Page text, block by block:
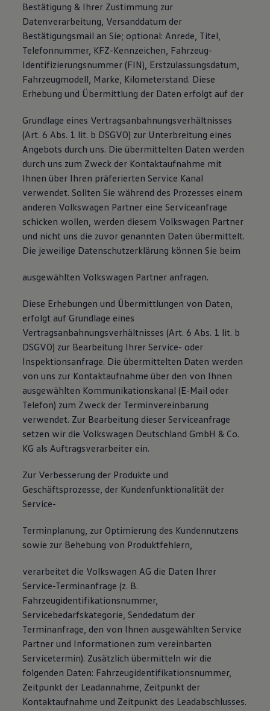
Bestätigung & Ihrer Zustimmung zur
Datenverarbeitung, Versanddatum der
Bestätigungsmail an Sie; optional: Anrede, Titel,
Telefonnummer, KFZ-Kennzeichen, Fahrzeug-
Identifizierungsnummer (FIN), Erstzulassungsdatum,
Fahrzeugmodell, Marke, Kilometerstand. Diese
Erhebung und Übermittlung der Daten erfolgt auf der
Grundlage eines Vertragsanbahnungsverhältnisses
(Art. 6 Abs. 1 lit. b DSGVO) zur Unterbreitung eines
Angebots durch uns. Die übermittelten Daten werden
durch uns zum Zweck der Kontaktaufnahme mit
Ihnen über Ihren präferierten Service Kanal
verwendet. Sollten Sie während des Prozesses einem
anderen Volkswagen Partner eine Serviceanfrage
schicken wollen, werden diesem Volkswagen Partner
und nicht uns die zuvor genannten Daten übermittelt.
Die jeweilige Datenschutzerklärung können Sie beim
ausgewählten Volkswagen Partner anfragen.
Diese Erhebungen und Übermittlungen von Daten,
erfolgt auf Grundlage eines
Vertragsanbahnungsverhältnisses (Art. 6 Abs. 1 lit. b
DSGVO) zur Bearbeitung Ihrer Service- oder
Inspektionsanfrage. Die übermittelten Daten werden
von uns zur Kontaktaufnahme über den von Ihnen
ausgewählten Kommunikationskanal (E-Mail oder
Telefon) zum Zweck der Terminvereinbarung
verwendet. Zur Bearbeitung dieser Serviceanfrage
setzen wir die Volkswagen Deutschland GmbH & Co.
KG als Auftragsverarbeiter ein.
Zur Verbesserung der Produkte und
Geschäftsprozesse, der Kundenfunktionalität der
Service-
Terminplanung, zur Optimierung des Kundennutzens
sowie zur Behebung von Produktfehlern,
verarbeitet die Volkswagen AG die Daten Ihrer
Service-Terminanfrage (z. B.
Fahrzeugidentifikationsnummer,
Servicebedarfskategorie, Sendedatum der
Terminanfrage, den von Ihnen ausgewählten Service
Partner und Informationen zum vereinbarten
Servicetermin). Zusätzlich übermitteln wir die
folgenden Daten: Fahrzeugidentifikationsnummer,
Zeitpunkt der Leadannahme, Zeitpunkt der
Kontaktaufnahme und Zeitpunkt des Leadabschlusses.